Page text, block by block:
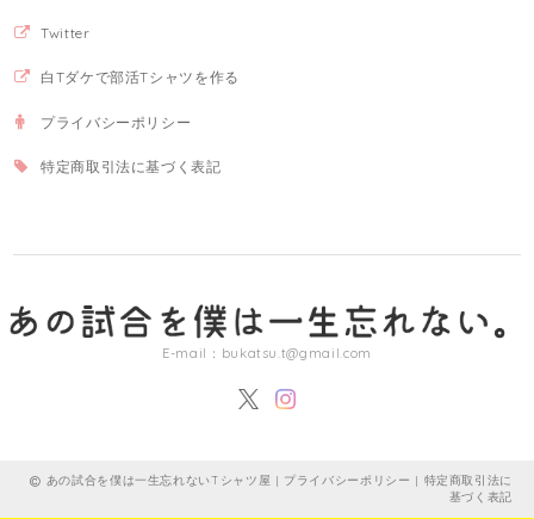
Twitter
白Tダケで部活Tシャツを作る
プライバシーポリシー
特定商取引法に基づく表記
E-mail： bukatsu.t@gmail.com
あの試合を僕は一生忘れないTシャツ屋 | プライバシーポリシー | 特定商取引法に
基づく表記